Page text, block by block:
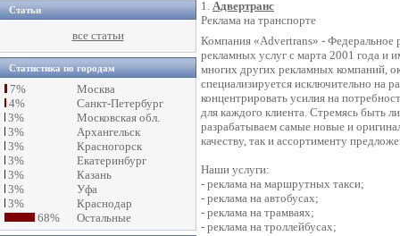
Статьи
все статьи
Статистика по городам
7%
Москва
4%
Санкт-Петербург
3%
Московская обл.
3%
Архангельск
3%
Красногорск
3%
Екатеринбург
3%
Казань
3%
Уфа
3%
Краснодар
68%
Остальные
1. Адвертранс
Реклама на транспорте
Компания «Advertrans» - Федеральное
рекламных услуг с марта 2001 года и
многих других рекламных компаний,
специализируется исключительно на
концентрировать усилия на
для каждого клиента. Стремясь быть
разрабатываем самые новые и
качеству, так и ассортименту
Наши услуги:
- реклама на маршрутных такси;
- реклама на автобусах;
- реклама на трамваях;
- реклама на троллейбусах;